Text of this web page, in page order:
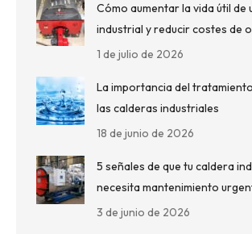
Cómo aumentar la vida útil de
industrial y reducir costes de
1 de julio de 2026
La importancia del
las calderas industriales
18 de junio de 2026
5 señales de que tu caldera
necesita mantenimiento
3 de junio de 2026